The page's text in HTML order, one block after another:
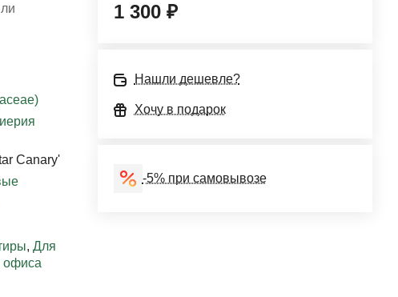
Canary'
, Для
офиса
1 300 ₽
Нашли дешевле?
Хочу в подарок
-5% при самовывозе